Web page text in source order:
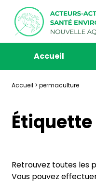
Accueil
Accueil > permaculture
Étiquette
Retrouvez toutes les
Vous pouvez